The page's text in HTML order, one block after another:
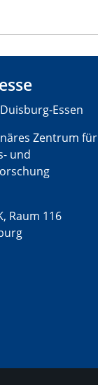
Essen
Zentrum für
und
Raum 116